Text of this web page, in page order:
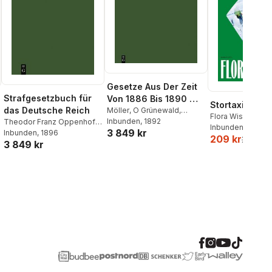
Strafgesetzbuch für
das Deutsche Reich
Theodor Franz Oppenhoff ,
Friedrich Oppenhoff
Inbunden, 1896
3 849 kr
Gesetze Aus Der Zeit
Von 1886 Bis 1890 Mit
Alphabetischem
Register Für Alle 5
Bände
Möller, O Grünewald,
Friedrich Althoff
Förtsch, A Harseim
Inbunden, 1892
3 849 kr
Stortaxi
Flora Wiström
Inbunden
209 kr259 kr